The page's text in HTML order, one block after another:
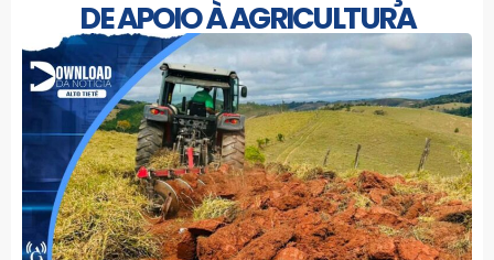
DE APOIO À AGRICULTURA